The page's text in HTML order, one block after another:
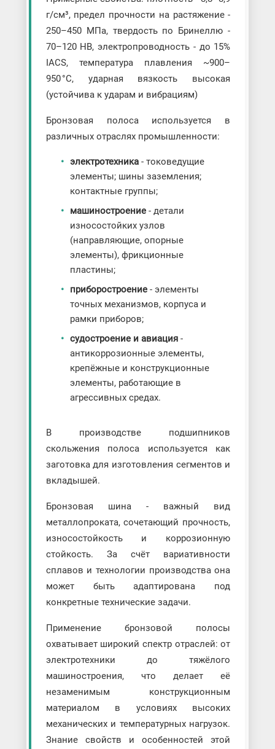
г/см³, предел прочности на растяжение -
250–450 МПа, твердость по Бринеллю -
70–120 HB, электропроводность - до 15%
IACS, температура плавления ~900–
950 °C, ударная вязкость высокая
(устойчива к ударам и вибрациям)
Бронзовая полоса используется в
различных отраслях промышленности:
электротехника - токоведущие
элементы; шины заземления;
контактные группы;
машиностроение - детали
износостойких узлов
(направляющие, опорные
элементы), фрикционные
пластины;
приборостроение - элементы
точных механизмов, корпуса и
рамки приборов;
судостроение и авиация-
антикоррозионные элементы,
крепёжные и конструкционные
элементы, работающие в
агрессивных средах.
В производстве подшипников
скольжения полоса используется как
заготовка для изготовления сегментов и
вкладышей.
Бронзовая шина - важный вид
металлопроката, сочетающий прочность,
износостойкость и коррозионную
стойкость. За счёт вариативности
сплавов и технологии производства она
может быть адаптирована под
конкретные технические задачи.
Применение бронзовой полосы
охватывает широкий спектр отраслей: от
электротехники до тяжёлого
машиностроения, что делает её
незаменимым конструкционным
материалом в условиях высоких
механических и температурных нагрузок.
Знание свойств и особенностей этой